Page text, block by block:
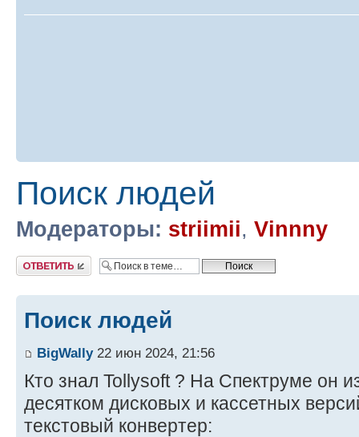
Поиск людей
Модераторы: striimii, Vinnny
Ответить
Поиск людей
BigWally22 июн 2024, 21:56
Кто знал Tollysoft ? На Спектруме он
десятком дисковых и кассетных
текстовый конвертер: